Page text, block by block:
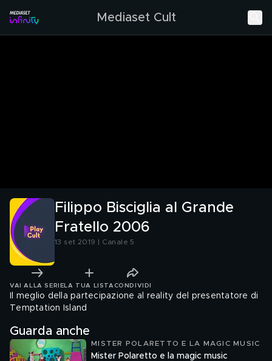
Mediaset Cult
Filippo Bisciglia al Grande
Fratello 2006
13 set 2019 | Canale 5
VAI ALLA SERIE LA TUA LISTA CONDIVIDI
Il meglio della partecipazione al reality del presentatore di
Temptation Island
Guarda anche
MISTER POLARETTO E LA MAGIC MUSIC
Mister Polaretto e la magic music